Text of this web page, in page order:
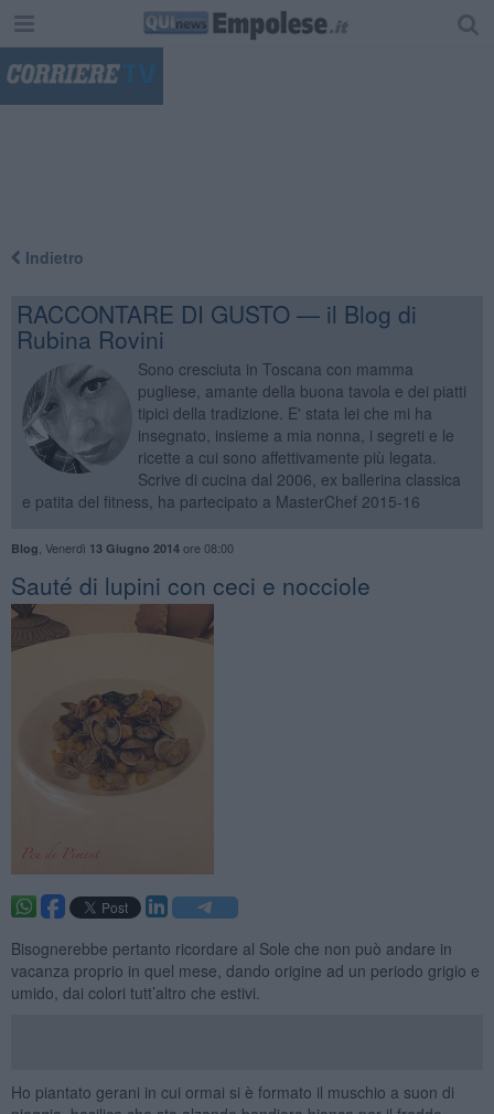
Indietro
RACCONTARE DI GUSTO — il Blog di
Rubina Rovini
Sono cresciuta in Toscana con mamma
pugliese, amante della buona tavola e dei piatti
tipici della tradizione. E' stata lei che mi ha
insegnato, insieme a mia nonna, i segreti e le
ricette a cui sono affettivamente più legata.
Scrive di cucina dal 2006, ex ballerina classica
e patita del fitness, ha partecipato a MasterChef 2015-16
Blog Venerdì 13 Giugno 2014ore 08:00
Sauté di lupini con ceci e nocciole
Bisognerebbe pertanto ricordare al Sole che non può andare in
vacanza proprio in quel mese, dando origine ad un periodo grigio e
umido, dai colori tutt’altro che estivi.
Ho piantato gerani in cui ormai si è formato il muschio a suon di